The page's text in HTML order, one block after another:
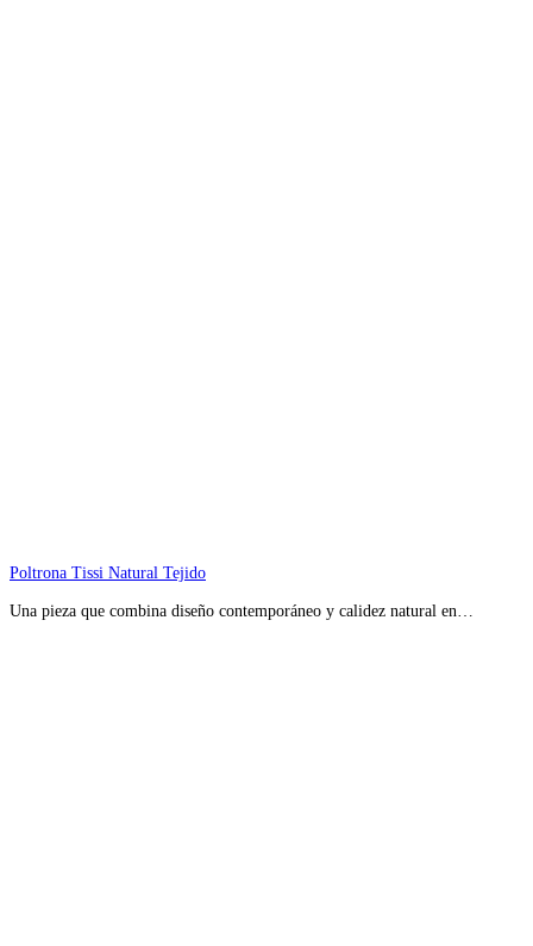
Poltrona Tissi Natural Tejido
Una pieza que combina diseño contemporáneo y calidez natural en…